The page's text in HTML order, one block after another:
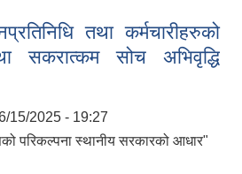
तथा कर्मचारीहरुको
सकरात्कम सोच अभिवृद्धि
15/2025 - 19:27
परिकल्पना स्थानीय सरकारको आधार"